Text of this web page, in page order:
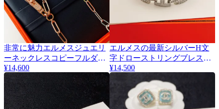
非常に魅力エルメスジュエリ
ーネックレスコピーフルダイ
ヤモンド 443261信用第一
¥14,600
エルメスの最新シルバーH文
字ドローストリングブレスレ
ットコピー 445109
¥14,500